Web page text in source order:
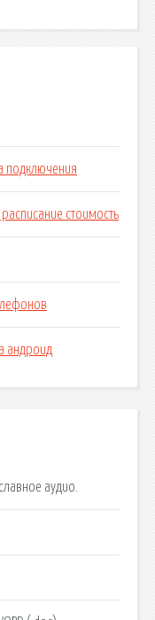
подключения
стоимость
андроид
аудио.